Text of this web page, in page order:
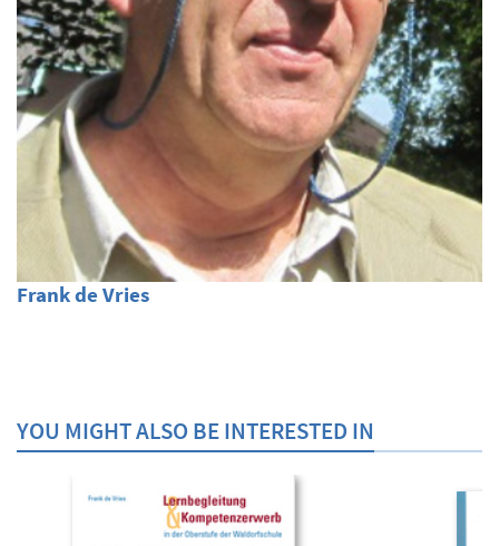
Frank de Vries
YOU MIGHT ALSO BE INTERESTED IN